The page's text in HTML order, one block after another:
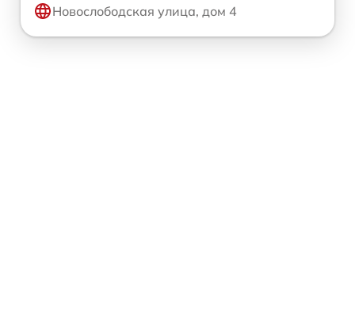
Новослободская улица, дом 4